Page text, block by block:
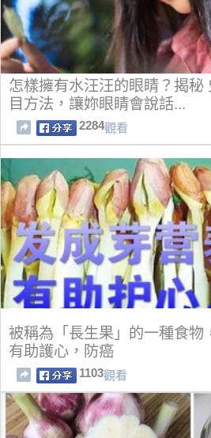
怎樣擁有水汪汪的眼睛？揭秘
目方法，讓妳眼睛會說話...
2284觀看
被稱為「長生果」的一種食物
有助護心，防癌
1103觀看